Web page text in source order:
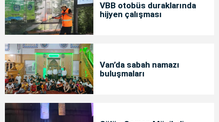
VBB otobüs duraklarında
hijyen çalışması
Van’da sabah namazı
buluşmaları